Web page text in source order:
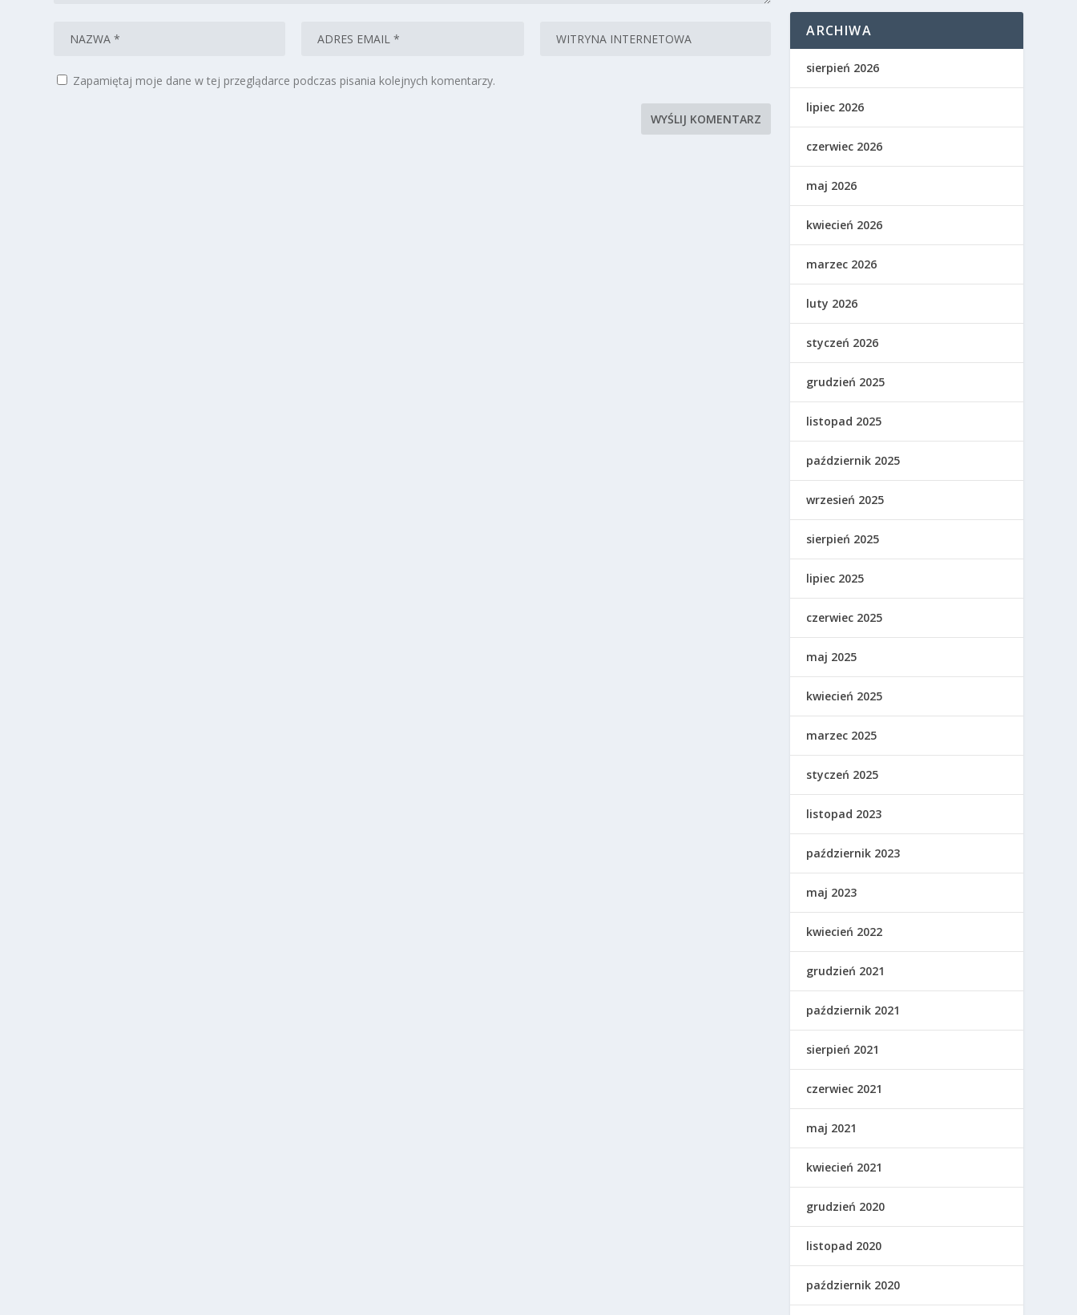
Zapamiętaj moje dane w tej przeglądarce podczas pisania kolejnych komentarzy.
ARCHIWA
sierpień 2026
lipiec 2026
czerwiec 2026
maj 2026
kwiecień 2026
marzec 2026
luty 2026
styczeń 2026
grudzień 2025
listopad 2025
październik 2025
wrzesień 2025
sierpień 2025
lipiec 2025
czerwiec 2025
maj 2025
kwiecień 2025
marzec 2025
styczeń 2025
listopad 2023
październik 2023
maj 2023
kwiecień 2022
grudzień 2021
październik 2021
sierpień 2021
czerwiec 2021
maj 2021
kwiecień 2021
grudzień 2020
listopad 2020
październik 2020